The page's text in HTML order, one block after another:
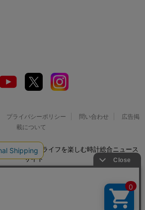
プライバシーポリシー 問い合わせ
広告掲
載について
｜ウオッチライフを楽しむ時計総合ニュース
サイト